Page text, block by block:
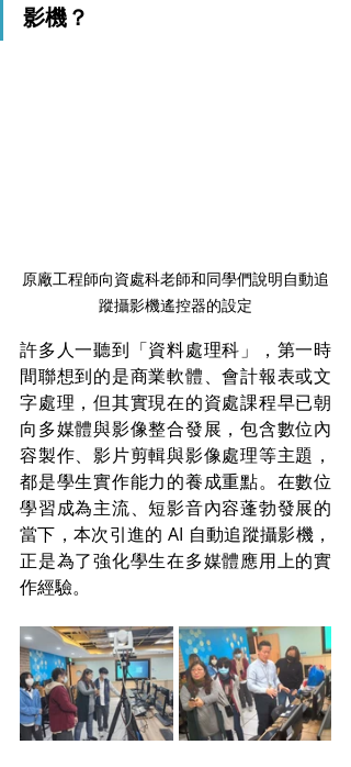
影機？
原廠工程師向資處科老師和同學們說明自動追
蹤攝影機遙控器的設定
許多人一聽到「資料處理科」，第一時
間聯想到的是商業軟體、會計報表或文
字處理，但其實現在的資處課程早已朝
向多媒體與影像整合發展，包含數位內
容製作、影片剪輯與影像處理等主題，
都是學生實作能力的養成重點。在數位
學習成為主流、短影音內容蓬勃發展的
當下，本次引進的 AI 自動追蹤攝影機，
正是為了強化學生在多媒體應用上的實
作經驗。